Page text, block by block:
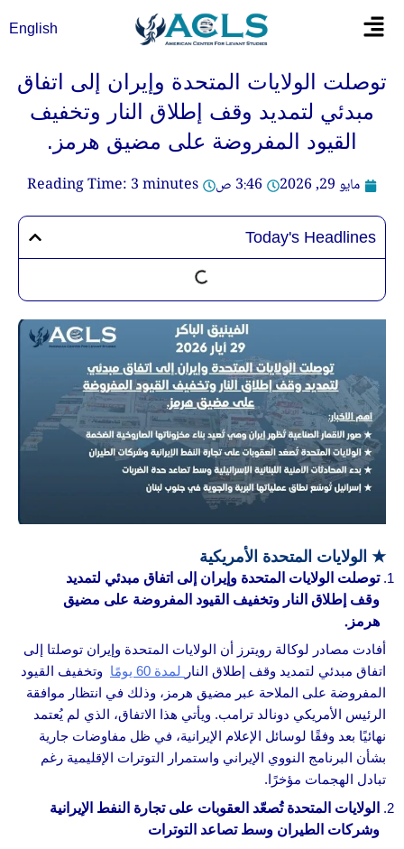
Flyout
English
توصلت الولايات المتحدة وإيران إلى اتفاق
مبدئي لتمديد وقف إطلاق النار وتخفيف
القيود المفروضة على مضيق هرمز.
مايو 29, 2026
3:46 ص Reading Time: 3minutes
Today's Headlines
★ الولايات المتحدة الأمريكية
توصلت الولايات المتحدة وإيران إلى اتفاق مبدئي لتمديد
وقف إطلاق النار وتخفيف القيود المفروضة على مضيق
هرمز.
أفادت مصادر لوكالة رويترز أن الولايات المتحدة وإيران توصلتا إلى
اتفاق مبدئي لتمديد وقف إطلاق النار لمدة 60 يومًا
وتخفيف القيود
المفروضة على الملاحة عبر مضيق هرمز، وذلك في انتظار موافقة
الرئيس الأمريكي دونالد ترامب. ويأتي هذا الاتفاق، الذي لم يُعتمد
نهائيًا بعد وفقًا لوسائل الإعلام الإيرانية، في ظل مفاوضات جارية
بشأن البرنامج النووي الإيراني واستمرار التوترات الإقليمية رغم
تبادل الهجمات مؤخرًا.
الولايات المتحدة تُصعّد العقوبات على تجارة النفط الإيرانية
وشركات الطيران وسط تصاعد التوترات